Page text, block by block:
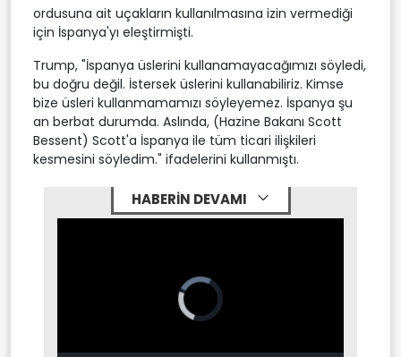
ordusuna ait uçakların kullanılmasına izin vermediği
için İspanya'yı eleştirmişti.
Trump, "İspanya üslerini kullanamayacağımızı söyledi,
bu doğru değil. İstersek üslerini kullanabiliriz. Kimse
bize üsleri kullanmamamızı söyleyemez. İspanya şu
an berbat durumda. Aslında, (Hazine Bakanı Scott
Bessent) Scott'a İspanya ile tüm ticari ilişkileri
kesmesini söyledim." ifadelerini kullanmıştı.
HABERİN DEVAMI